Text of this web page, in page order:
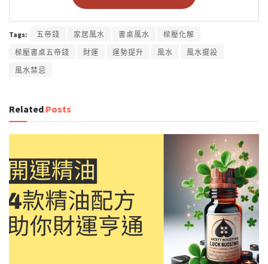
Tags: 五帝錢 家居風水 書桌風水
樑壓化解
樑壓書桌五帝錢
財運 運勢提升 風水
風水擺設
風水禁忌
Related Posts